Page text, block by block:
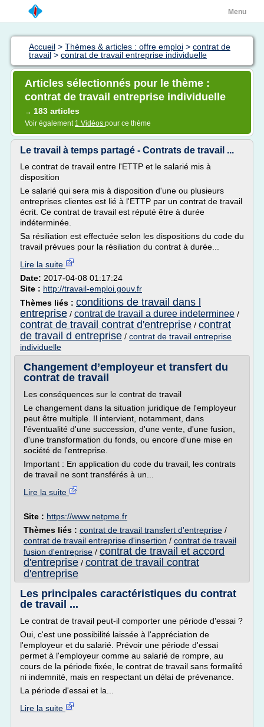
Menu
Accueil > Thèmes & articles : offre emploi > contrat de
travail > contrat de travail entreprise individuelle
Articles sélectionnés pour le thème :
contrat de travail entreprise individuelle
→ 183 articles
Voir également 1 Vidéos pour ce thème
Le travail à temps partagé - Contrats de travail ...
Le contrat de travail entre l'ETTP et le salarié mis à
disposition
Le salarié qui sera mis à disposition d'une ou plusieurs
entreprises clientes est lié à l'ETTP par un contrat de travail
écrit. Ce contrat de travail est réputé être à durée
indéterminée.
Sa résiliation est effectuée selon les dispositions du code du
travail prévues pour la résiliation du contrat à durée...
Lire la suite
Date: 2017-04-08 01:17:24
Site : http://travail-emploi.gouv.fr
Thèmes liés : conditions de travail dans l
entreprise / contrat de travail a duree indeterminee /
contrat de travail contrat d'entreprise / contrat
de travail d entreprise / contrat de travail entreprise
individuelle
Changement d’employeur et transfert du
contrat de travail
Les conséquences sur le contrat de travail
Le changement dans la situation juridique de l'employeur
peut être multiple. Il intervient, notamment, dans
l'éventualité d'une succession, d'une vente, d'une fusion,
d'une transformation du fonds, ou encore d'une mise en
société de l'entreprise.
Important : En application du code du travail, les contrats
de travail ne sont transférés à un...
Lire la suite
Site : https://www.netpme.fr
Thèmes liés : contrat de travail transfert d'entreprise /
contrat de travail entreprise d'insertion / contrat de travail
fusion d'entreprise / contrat de travail et accord
d'entreprise / contrat de travail contrat
d'entreprise
Les principales caractéristiques du contrat
de travail ...
Le contrat de travail peut-il comporter une période d'essai ?
Oui, c'est une possibilité laissée à l'appréciation de
l'employeur et du salarié. Prévoir une période d'essai
permet à l'employeur comme au salarié de rompre, au
cours de la période fixée, le contrat de travail sans formalité
ni indemnité, mais en respectant un délai de prévenance.
La période d'essai et la...
Lire la suite